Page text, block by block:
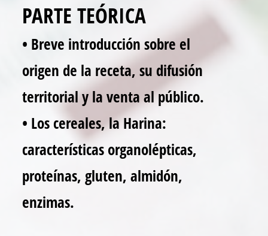
PARTE TEÓRICA
• Breve introducción sobre el
origen de la receta, su difusión
territorial y la venta al público.
• Los cereales, la Harina:
características organolépticas,
proteínas, gluten, almidón,
enzimas.